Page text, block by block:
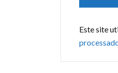
Este site